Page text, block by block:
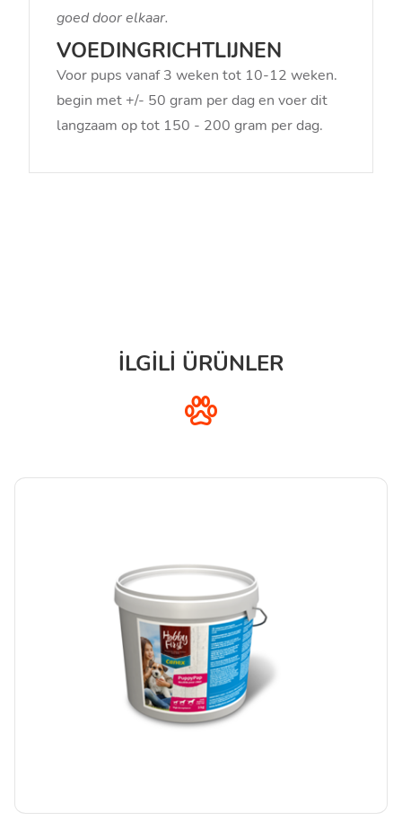
goed door elkaar.
VOEDINGRICHTLIJNEN
Voor pups vanaf 3 weken tot 10-12 weken.
begin met +/- 50 gram per dag en voer dit
langzaam op tot 150 - 200 gram per dag.
İLGİLİ ÜRÜNLER